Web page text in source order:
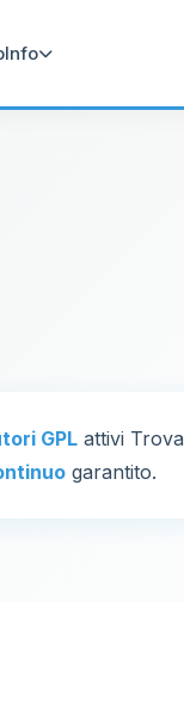
Info
GPL attivi
garantito.